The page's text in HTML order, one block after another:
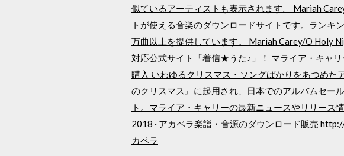
似ているアーティストも表示されます。 Mariah
トが使える音楽のダウンロードサイトです。ラン
万曲以上を提供しています。 Mariah Carey/O Holy
対応公式サイト「着信★うた♪」！ マライア・キャ
購入 いわゆるクリスマス・ソングばかりをあつめ
のクリスマス』に起用され、日本でのアルバムセー
ト。マライア・キャリーの最新ニュースやリリース
2018 · アカペラ楽譜・音源のダウンロード販売
カペラ